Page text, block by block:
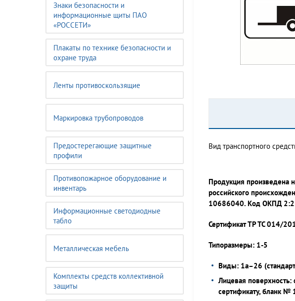
Знаки безопасности и
информационные щиты ПАО
«РОССЕТИ»
Плакаты по технике безопасности и
охране труда
Ленты противоскользящие
Маркировка трубопроводов
Предостерегающие защитные
профили
Противопожарное оборудование и
инвентарь
Информационные светодиодные
табло
Металлическая мебель
Комплекты средств коллективной
защиты
Вид транспортного
Продукция произведена
российского
10686040. Код ОКПД
Сертификат ТР ТС 014/
Типоразмеры: 1-5
Виды: 1а–26
Лицевая
сертификату, бланк